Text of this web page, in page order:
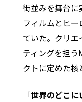
街並みを舞台
フィルムとヒ
ていた。クリ
ティングを担
クトに定めた核
「世界のどこ